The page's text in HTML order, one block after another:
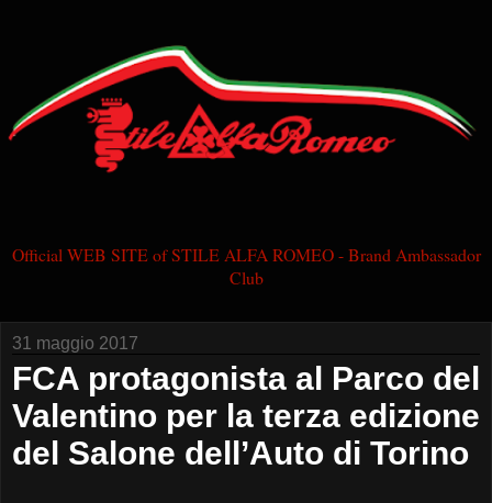
Official WEB SITE of STILE ALFA ROMEO - Brand Ambassador
Club
31 maggio 2017
FCA protagonista al Parco del
Valentino per la terza edizione
del Salone dell’Auto di Torino